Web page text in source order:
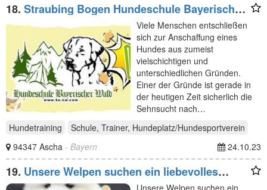
18. Straubing Bogen Hundeschule Bayerischer
Wald
Viele Menschen entschließen
sich zur Anschaffung eines
Hundes aus zumeist
vielschichtigen und
unterschiedlichen Gründen.
Einer der Gründe ist gerade in
der heutigen Zeit sicherlich die
Sehnsucht nach…
Hundetraining
Schule, Trainer, Hundeplatz/Hundesportverein
94347 Ascha - Bayern 24.10.23
19. Unsere Welpen suchen ein liebevolles
Zuhause Jungen
Unsere Welpen suchen ein